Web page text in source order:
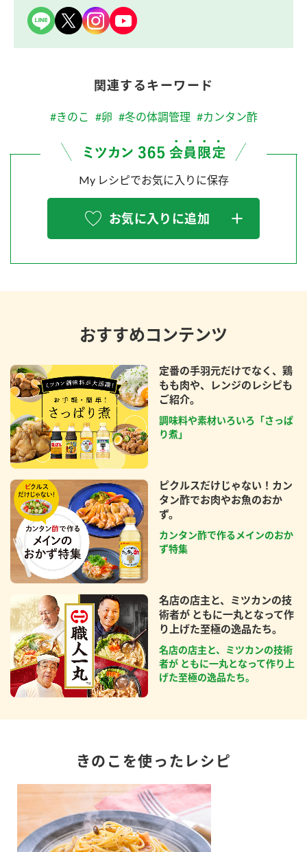
関連するキーワード
#きのこ #卵 #冬の体調管理 #カンタン酢
My レシピでお気に入りに保存
お気に入りに追加
おすすめコンテンツ
定番の手羽元だけでなく、鶏
もも肉や、レンジのレシピも
ご紹介。
調味料や素材いろいろ「さっぱ
り煮」
ピクルスだけじゃない！カン
タン酢でお肉やお魚のおか
ず。
カンタン酢で作るメインのおか
ず特集
名店の店主と、ミツカンの技
術者が ともに一丸となって作
り上げた至極の逸品たち。
名店の店主と、ミツカンの技術
者が ともに一丸となって作り上
げた至極の逸品たち。
きのこを使ったレシピ